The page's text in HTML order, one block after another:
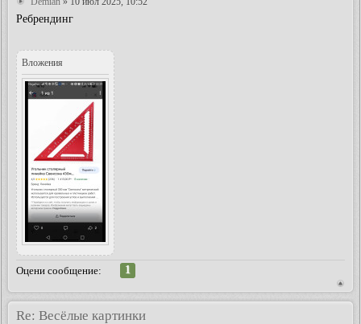
Ребрендинг
Вложения
Оцени сообщение:
1
Re: Весёлые картинки